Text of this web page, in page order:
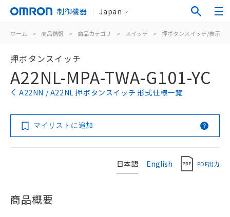
制御機器 Japan
ホーム > 商品情報 > 商品カテゴリ > スイッチ > 押ボタンスイッチ/表示灯
押ボタンスイッチ
A22NL-MPA-TWA-G101-YC
A22NN / A22NL 押ボタンスイッチ 形式仕様一覧
マイリストに追加
日本語 English PDF出力
商品概要